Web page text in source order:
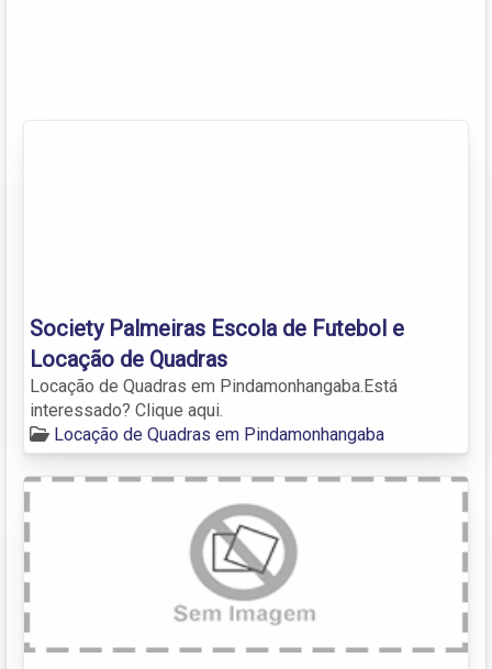
Society Palmeiras Escola de Futebol e
Locação de Quadras
Locação de Quadras em Pindamonhangaba.Está
interessado? Clique aqui.
Locação de Quadras em Pindamonhangaba